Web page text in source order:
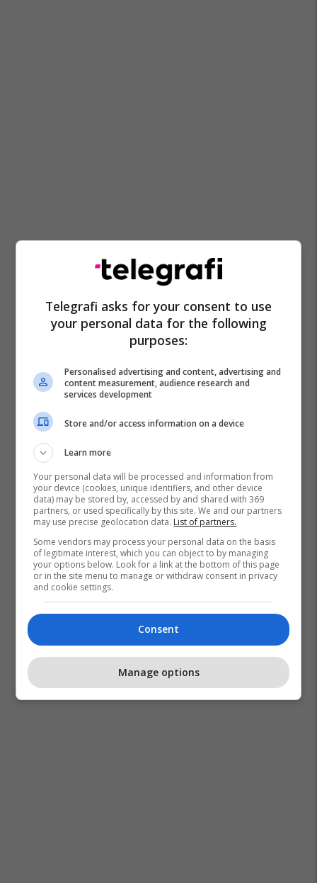
Telegrafi asks for your consent to use
your personal data for the following
purposes:
Personalised advertising and content, advertising and
content measurement, audience research and
services development
Store and/or access information on a device
Learn more
Your personal data will be processed and information from
your device (cookies, unique identifiers, and other device
data) may be stored by, accessed by and shared with 369
partners, or used specifically by this site. We and our partners
may use precise geolocation data. List of partners.
Some vendors may process your personal data on the basis
of legitimate interest, which you can object to by managing
your options below. Look for a link at the bottom of this page
or in the site menu to manage or withdraw consent in privacy
and cookie settings.
Consent
Manage options